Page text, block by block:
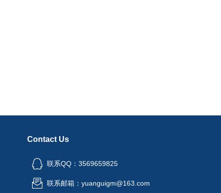
Contact Us
联系QQ：3569659825
联系邮箱：yuanguigm@163.com